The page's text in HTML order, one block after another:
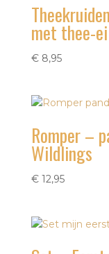
met thee-ei
€8,95
Romper –
Wildlings
€12,95